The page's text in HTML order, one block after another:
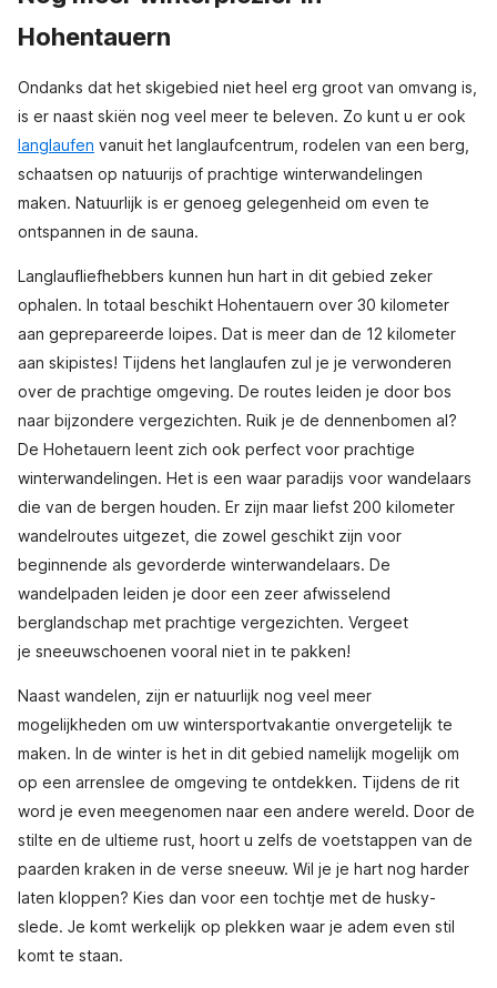
Hohentauern
Ondanks dat het skigebied niet heel erg groot van omvang is,
is er naast skiën nog veel meer te beleven. Zo kunt u er ook
langlaufen vanuit het langlaufcentrum, rodelen van een berg,
schaatsen op natuurijs of prachtige winterwandelingen
maken. Natuurlijk is er genoeg gelegenheid om even te
ontspannen in de sauna.
Langlaufliefhebbers kunnen hun hart in dit gebied zeker
ophalen. In totaal beschikt Hohentauern over 30 kilometer
aan geprepareerde loipes. Dat is meer dan de 12 kilometer
aan skipistes! Tijdens het langlaufen zul je je verwonderen
over de prachtige omgeving. De routes leiden je door bos
naar bijzondere vergezichten. Ruik je de dennenbomen al?
De Hohetauern leent zich ook perfect voor prachtige
winterwandelingen. Het is een waar paradijs voor wandelaars
die van de bergen houden. Er zijn maar liefst 200 kilometer
wandelroutes uitgezet, die zowel geschikt zijn voor
beginnende als gevorderde winterwandelaars. De
wandelpaden leiden je door een zeer afwisselend
berglandschap met prachtige vergezichten. Vergeet
je sneeuwschoenen vooral niet in te pakken!
Naast wandelen, zijn er natuurlijk nog veel meer
mogelijkheden om uw wintersportvakantie onvergetelijk te
maken. In de winter is het in dit gebied namelijk mogelijk om
op een arrenslee de omgeving te ontdekken. Tijdens de rit
word je even meegenomen naar een andere wereld. Door de
stilte en de ultieme rust, hoort u zelfs de voetstappen van de
paarden kraken in de verse sneeuw. Wil je je hart nog harder
laten kloppen? Kies dan voor een tochtje met de husky-
slede. Je komt werkelijk op plekken waar je adem even stil
komt te staan.